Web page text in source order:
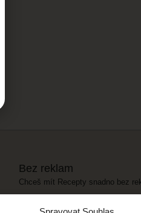
Bez reklam
Chceš mít Recepty snadno bez